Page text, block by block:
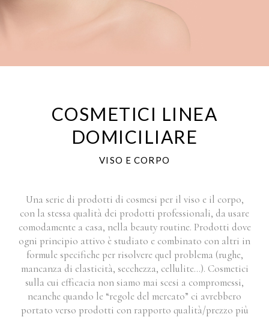
COSMETICI LINEA
DOMICILIARE
VISO E CORPO
Una serie di prodotti di cosmesi per il viso e il corpo,
con la stessa qualità dei prodotti professionali, da usare
comodamente a casa, nella beauty routine. Prodotti dove
ogni principio attivo è studiato e combinato con altri in
formule specifiche per risolvere quel problema (rughe,
mancanza di elasticità, secchezza, cellulite…). Cosmetici
sulla cui efficacia non siamo mai scesi a compromessi,
neanche quando le “regole del mercato” ci avrebbero
portato verso prodotti con rapporto qualità/prezzo più